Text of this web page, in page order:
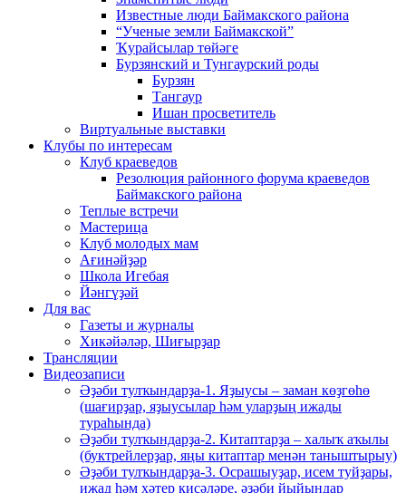
Известные люди Баймакского района
“Ученые земли Баймакской”
Ҡурайсылар төйәге
Бурзянский и Тунгаурский роды
Бурзян
Тангаур
Ишан просветитель
Виртуальные выставки
Клубы по интересам
Клуб краеведов
Резолюция районного форума краеведов
Баймакского района
Теплые встречи
Мастерица
Клуб молодых мам
Ағинәйҙәр
Школа Игебая
Йәнгүҙәй
Для вас
Газеты и журналы
Хикәйәләр, Шиғырҙар
Трансляции
Видеозаписи
Әҙәби тулҡындарҙа-1. Яҙыусы – заман көҙгөһө
(шағирҙар, яҙыусылар һәм уларҙың ижады
тураһында)
Әҙәби тулҡындарҙа-2. Китаптарҙа – халыҡ аҡылы
(буктрейлерҙар, яңы китаптар менән таныштырыу)
Әҙәби тулҡындарҙа-3. Осрашыуҙар, исем туйҙары,
ижад һәм хәтер кисәләре, әҙәби йыйындар